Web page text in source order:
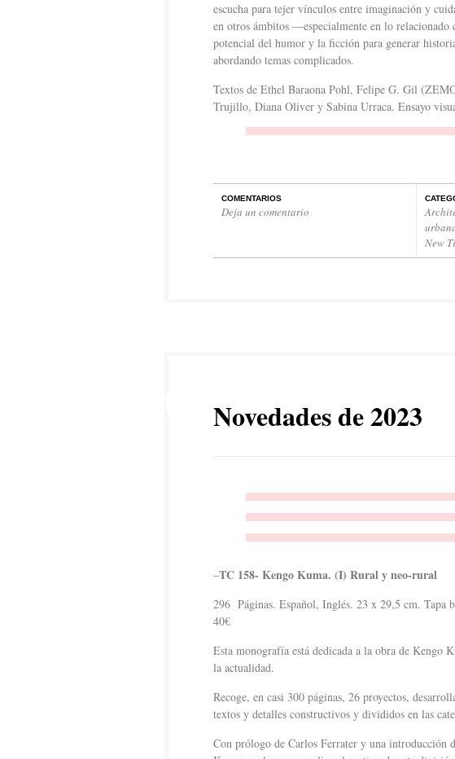
escucha para tejer vínculos entre imaginación y
en otros ámbitos —especialmente en lo
potencial del humor y la ficción para generar
abordando temas complicados.
Textos de Ethel Baraona Pohl, Felipe G. Gil
Trujillo, Diana Oliver y Sabina Urraca. Ensayo
COMENTARIOS
Deja un comentario
New
Novedades de 2023
–TC 158- Kengo Kuma. (I) Rural y neo-rural
296 Páginas. Español, Inglés. 23 x 29,5 cm. Tapa
40€
Esta monografía está dedicada a la obra de Kengo
la actualidad.
Recoge, en casi 300 páginas, 26 proyectos,
textos y detalles constructivos y divididos en las
Con prólogo de Carlos Ferrater y una